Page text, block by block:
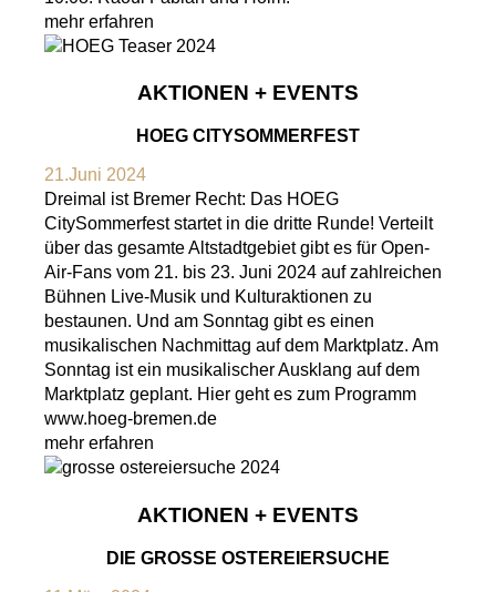
mehr erfahren
AKTIONEN + EVENTS
HOEG CITYSOMMERFEST
21.Juni 2024
Dreimal ist Bremer Recht: Das HOEG
CitySommerfest startet in die dritte Runde! Verteilt
über das gesamte Altstadtgebiet gibt es für Open-
Air-Fans vom 21. bis 23. Juni 2024 auf zahlreichen
Bühnen Live-Musik und Kulturaktionen zu
bestaunen. Und am Sonntag gibt es einen
musikalischen Nachmittag auf dem Marktplatz. Am
Sonntag ist ein musikalischer Ausklang auf dem
Marktplatz geplant. Hier geht es zum Programm
www.hoeg-bremen.de
mehr erfahren
AKTIONEN + EVENTS
DIE GROSSE OSTEREIERSUCHE